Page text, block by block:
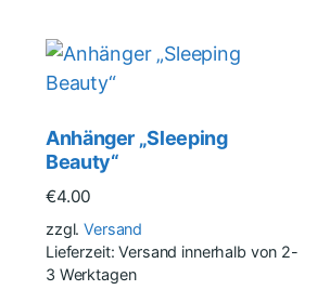
Anhänger „Sleeping
Beauty“
€4.00
zzgl.Versand
Lieferzeit: Versand innerhalb von 2-
3 Werktagen